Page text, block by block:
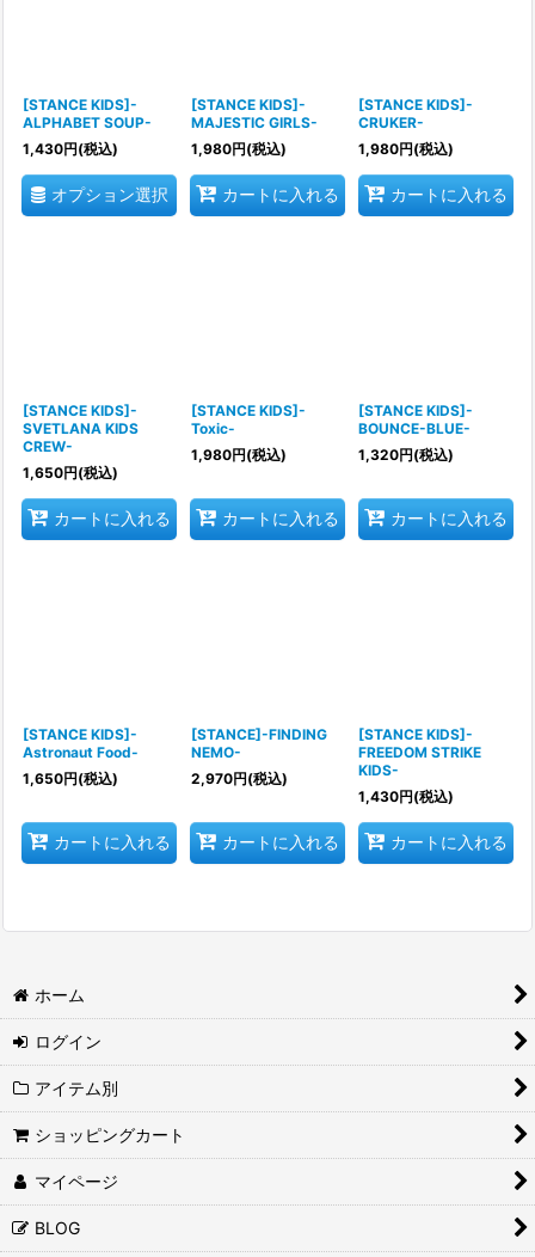
[STANCE KIDS]-
ALPHABET SOUP-
1,430円(税込)
オプション選択
[STANCE KIDS]-
MAJESTIC GIRLS-
1,980円(税込)
カートに入れる
[STANCE KIDS]-
CRUKER-
1,980円(税込)
カートに入れる
[STANCE KIDS]-
SVETLANA KIDS
CREW-
1,650円(税込)
カートに入れる
[STANCE KIDS]-
Toxic-
1,980円(税込)
カートに入れる
[STANCE KIDS]-
BOUNCE-BLUE-
1,320円(税込)
カートに入れる
[STANCE KIDS]-
Astronaut Food-
1,650円(税込)
カートに入れる
[STANCE]-FINDING
NEMO-
2,970円(税込)
カートに入れる
[STANCE KIDS]-
FREEDOM STRIKE
KIDS-
1,430円(税込)
カートに入れる
ホーム
ログイン
アイテム別
ショッピングカート
マイページ
BLOG